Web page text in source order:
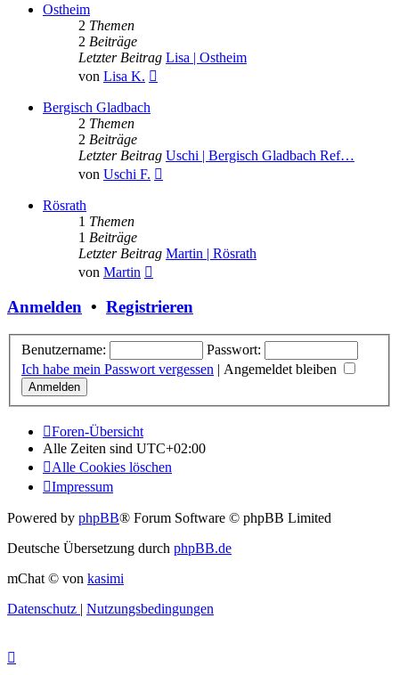
Ostheim
2 Themen
2 Beiträge
Letzter Beitrag Lisa | Ostheim
von Lisa K.
Bergisch Gladbach
2 Themen
2 Beiträge
Letzter Beitrag Uschi | Bergisch Gladbach Ref…
von Uschi F.
Rösrath
1 Themen
1 Beiträge
Letzter Beitrag Martin | Rösrath
von Martin
Anmelden • Registrieren
Benutzername:
Passwort:
Ich habe mein Passwort vergessen | Angemeldet bleiben
Foren-Übersicht
Alle Zeiten sind UTC+02:00
Alle Cookies löschen
Impressum
Powered by phpBB® Forum Software © phpBB Limited
Deutsche Übersetzung durch phpBB.de
mChat © von kasimi
Datenschutz | Nutzungsbedingungen